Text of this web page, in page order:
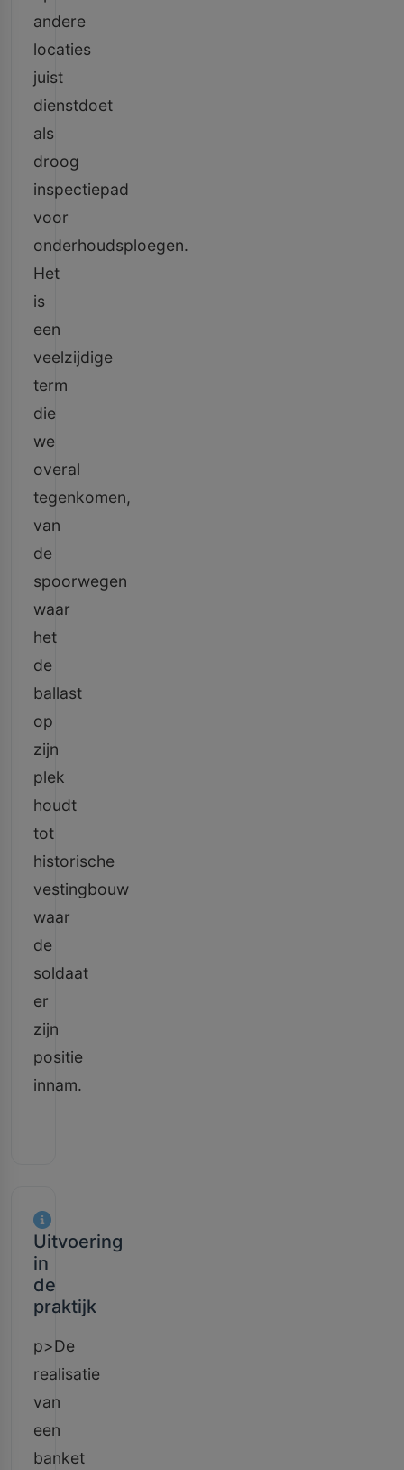
andere
locaties
juist
dienstdoet
als
droog
inspectiepad
voor
onderhoudsploegen.
Het
is
een
veelzijdige
term
die
we
overal
tegenkomen,
van
de
spoorwegen
waar
het
de
ballast
op
zijn
plek
houdt
tot
historische
vestingbouw
waar
de
soldaat
er
zijn
positie
innam.
Uitvoering
in
de
praktijk
p>De
realisatie
van
een
banket